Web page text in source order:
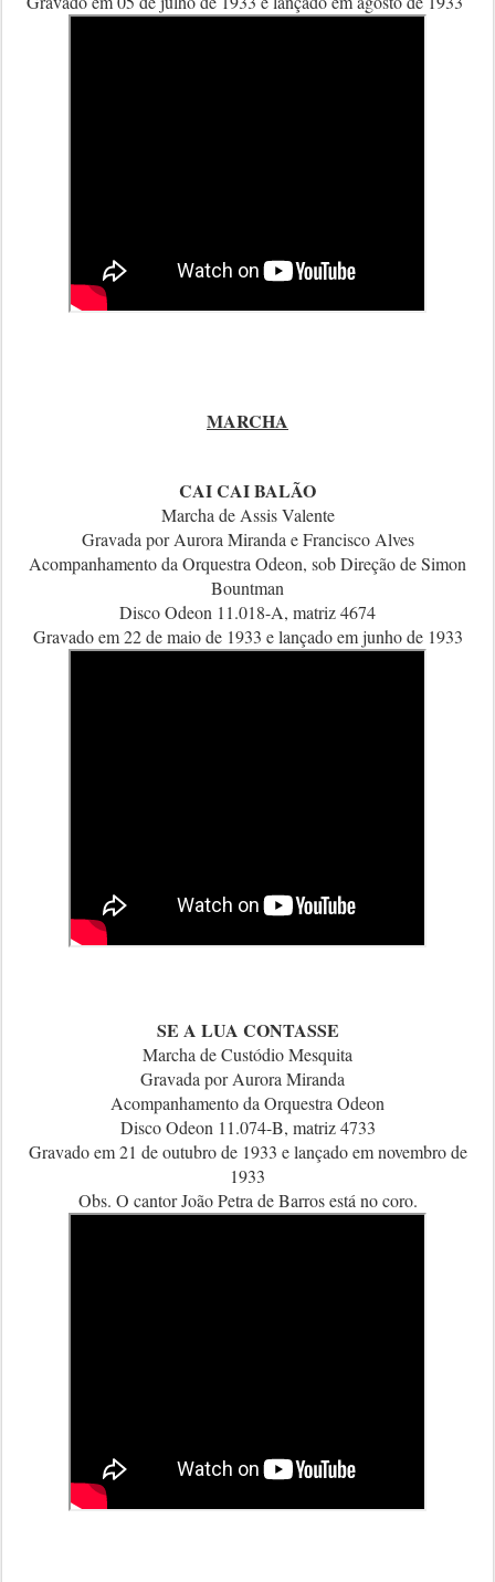
MARCHA
CAI CAI BALÃO
Marcha de Assis Valente
Gravada por Aurora Miranda e Francisco Alves
Acompanhamento da Orquestra Odeon, sob Direção de Simon
Bountman
Disco Odeon 11.018-A, matriz 4674
Gravado em 22 de maio de 1933 e lançado em junho de 1933
SE A LUA CONTASSE
Marcha de Custódio Mesquita
Gravada por Aurora Miranda
Acompanhamento da Orquestra Odeon
Disco Odeon 11.074-B, matriz 4733
Gravado em 21 de outubro de 1933 e lançado em novembro de
1933
Obs. O cantor João Petra de Barros está no coro.